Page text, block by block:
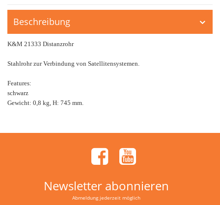
Beschreibung
K&M 21333 Distanzrohr
Stahlrohr zur Verbindung von Satellitensystemen.
Features:
schwarz
Gewicht: 0,8 kg, H: 745 mm.
Newsletter abonnieren
Abmeldung jederzeit möglich